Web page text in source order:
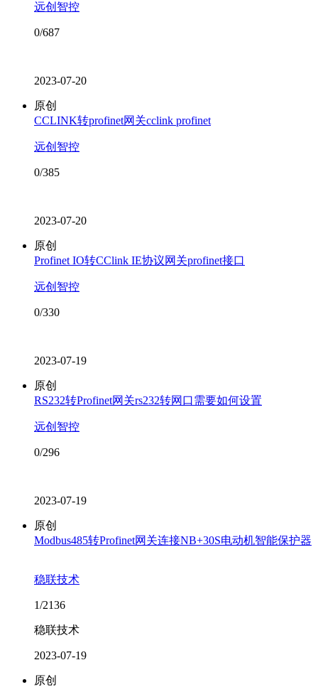
远创智控
0/687
2023-07-20
原创
CCLINK转profinet网关cclink profinet
远创智控
0/385
2023-07-20
原创
Profinet IO转CClink IE协议网关profinet接口
远创智控
0/330
2023-07-19
原创
RS232转Profinet网关rs232转网口需要如何设置
远创智控
0/296
2023-07-19
原创
Modbus485转Profinet网关连接NB+30S电动机智能保护器
稳联技术
1/2136
稳联技术
2023-07-19
原创